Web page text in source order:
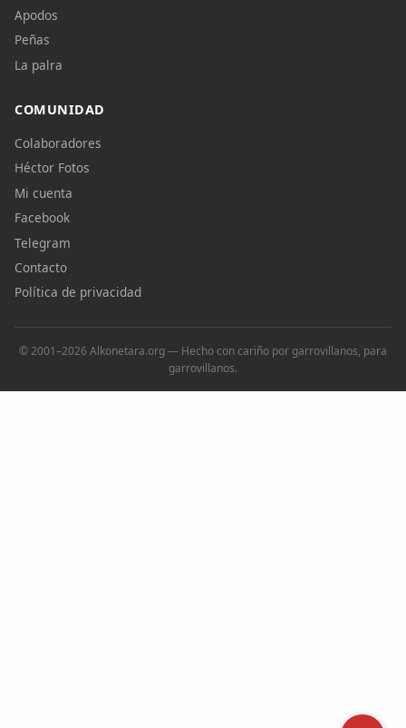
Apodos
Peñas
La palra
COMUNIDAD
Colaboradores
Héctor Fotos
Mi cuenta
Facebook
Telegram
Contacto
Política de privacidad
© 2001–2026 Alkonetara.org — Hecho con cariño por garrovillanos, para
garrovillanos.